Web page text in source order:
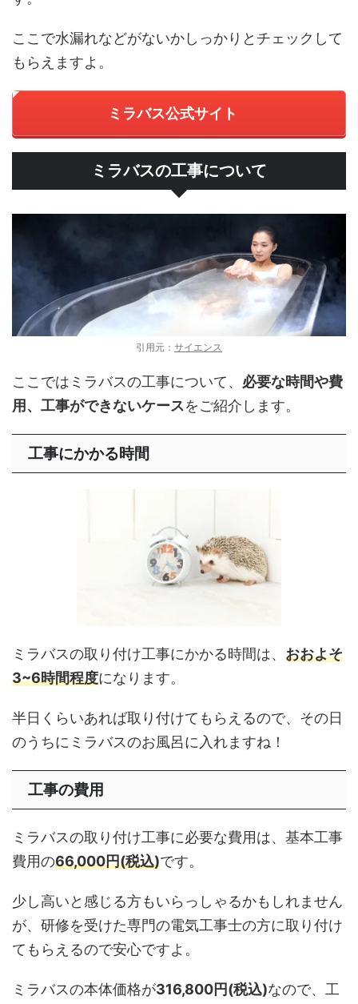
ここで水漏れなどがないかしっかりとチェックして
もらえますよ。
ミラバス公式サイト
ミラバスの工事について
引用元： サイエンス
ここではミラバスの工事について、 必要な時間や費
用、工事ができないケースをご紹介します。
工事にかかる時間
ミラバスの取り付け工事にかかる時間は、 おおよそ
3~6時間程度になります。
半日くらいあれば取り付けてもらえるので、その日
のうちにミラバスのお風呂に入れますね！
工事の費用
ミラバスの取り付け工事に必要な費用は、基本工事
費用の66,000円(税込)です。
少し高いと感じる方もいらっしゃるかもしれません
が、研修を受けた専門の電気工事士の方に取り付け
てもらえるので安心ですよ。
ミラバスの本体価格が316,800円(税込)なので、工